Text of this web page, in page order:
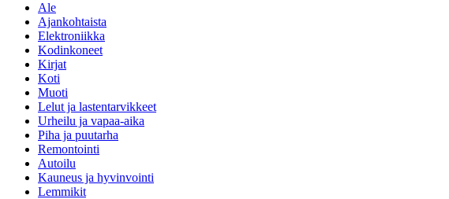
Ale
Ajankohtaista
Elektroniikka
Kodinkoneet
Kirjat
Koti
Muoti
Lelut ja lastentarvikkeet
Urheilu ja vapaa-aika
Piha ja puutarha
Remontointi
Autoilu
Kauneus ja hyvinvointi
Lemmikit